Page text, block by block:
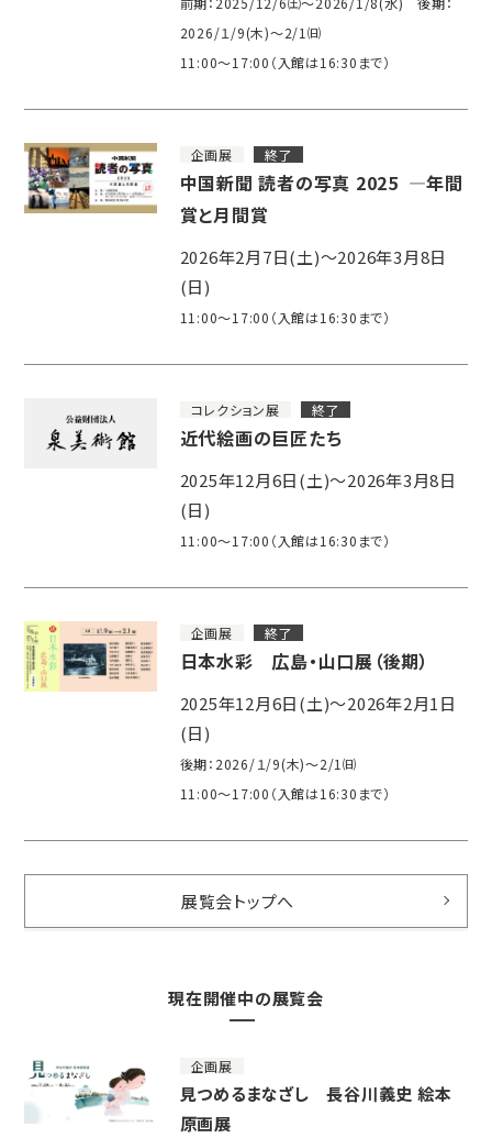
2026/１/9(木)～2/1㈰
11:00～17:00（入館は16:30まで）
企画展 終了
中国新聞 読者の写真 2025 ―年間
賞と月間賞
2026年2月7日(土)～2026年3月8日
(日)
11:00～17:00（入館は16:30まで）
コレクション展 終了
近代絵画の巨匠たち
2025年12月6日(土)～2026年3月8日
(日)
11:00～17:00（入館は16:30まで）
企画展 終了
日本水彩 広島・山口展（後期）
2025年12月6日(土)～2026年2月1日
(日)
後期：2026/１/9(木)～2/1㈰
11:00～17:00（入館は16:30まで）
展覧会トップへ
現在開催中の展覧会
企画展
見つめるまなざし 長谷川義史 絵本
原画展